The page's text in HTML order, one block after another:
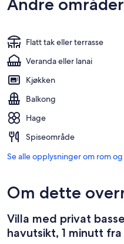
Andre områder
Flatt tak eller terrasse
Veranda eller lanai
Kjøkken
Balkong
Hage
Spiseområde
Se alle opplysninger om rom
Om dette
Villa med privat
havutsikt, 1 minutt